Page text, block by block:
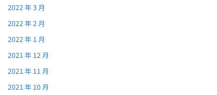
2022 年 3 月
2022 年 2 月
2022 年 1 月
2021 年 12 月
2021 年 11 月
2021 年 10 月